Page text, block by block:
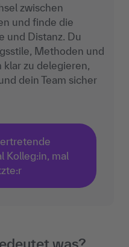
zwischen
und finde die
und Distanz. Du
Methoden und
zu delegieren,
dein Team sicher
Kolleg:in, mal